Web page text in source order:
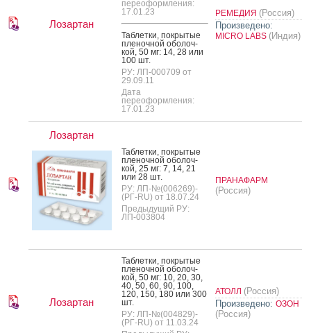
Лозартан
переоформления:
17.01.23
Таб­летки, пок­ры­тые
пле­ноч­ной обо­лоч­
кой, 50 мг: 14, 28 или
100 шт.
РУ: ЛП-000709 от
29.09.11
Дата
переоформления:
17.01.23
РЕМЕДИЯ (Россия)
Произведено:
MICRO LABS (Индия)
Лозартан
Таб­летки, пок­ры­тые
пле­ноч­ной обо­лоч­
кой, 25 мг: 7, 14, 21
или 28 шт.
РУ: ЛП-№(006269)-
(РГ-RU) от 18.07.24
Предыдущий РУ:
ЛП-003804
ПРАНАФАРМ
(Россия)
Лозартан
Таб­летки, пок­ры­тые
пле­ноч­ной обо­лоч­
кой, 50 мг: 10, 20, 30,
40, 50, 60, 90, 100,
120, 150, 180 или 300
шт.
РУ: ЛП-№(004829)-
(РГ-RU) от 11.03.24
АТОЛЛ (Россия)
Произведено: ОЗОН
(Россия)